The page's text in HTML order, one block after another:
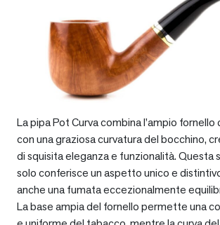
La pipa Pot Curva combina l’ampio
con una graziosa curvatura del bocchino,
di squisita eleganza e funzionalità. Questa
solo conferisce un aspetto unico e
anche una fumata eccezionalmente
La base ampia del fornello permette una